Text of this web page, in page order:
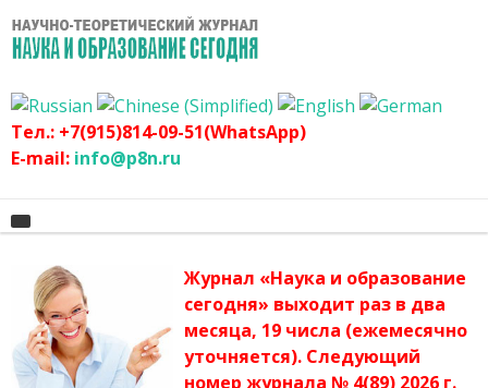
Тел.: +7(915)814-09-51(WhatsApp)
E-mail: info@p8n.ru
Главная
Архив журнала
Сертификат
О журнале
График
Журнал «Наука и образование
сегодня» выходит раз в два
месяца, 19 числа (ежемесячно
уточняется). Следующий
номер журнала № 4(89) 2026 г.